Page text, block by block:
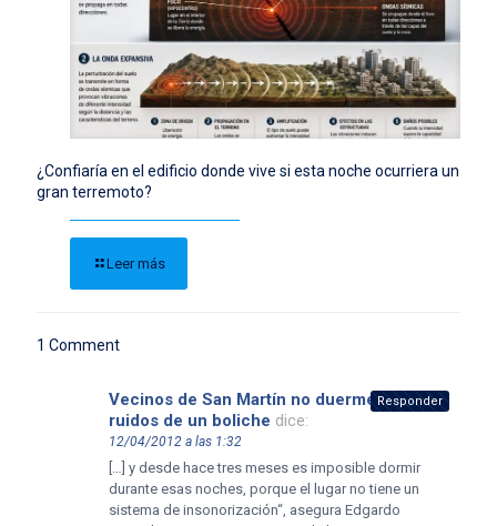
¿Confiaría en el edificio donde vive si esta noche ocurriera un
gran terremoto?
Leer más
1 Comment
Vecinos de San Martín no duermen por los
ruidos de un boliche dice:
12/04/2012 a las 1:32
[…] y desde hace tres meses es imposible dormir
durante esas noches, porque el lugar no tiene un
sistema de insonorización“, asegura Edgardo
Responder